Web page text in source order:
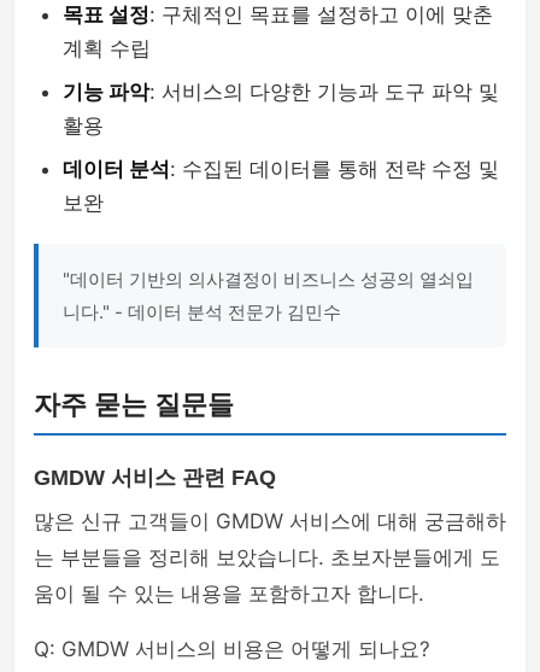
목표 설정: 구체적인 목표를 설정하고 이에 맞춘
계획 수립
기능 파악: 서비스의 다양한 기능과 도구 파악 및
활용
데이터 분석: 수집된 데이터를 통해 전략 수정 및
보완
"데이터 기반의 의사결정이 비즈니스 성공의 열쇠입
니다." - 데이터 분석 전문가 김민수
자주 묻는 질문들
GMDW 서비스 관련 FAQ
많은 신규 고객들이 GMDW 서비스에 대해 궁금해하
는 부분들을 정리해 보았습니다. 초보자분들에게 도
움이 될 수 있는 내용을 포함하고자 합니다.
Q: GMDW 서비스의 비용은 어떻게 되나요?